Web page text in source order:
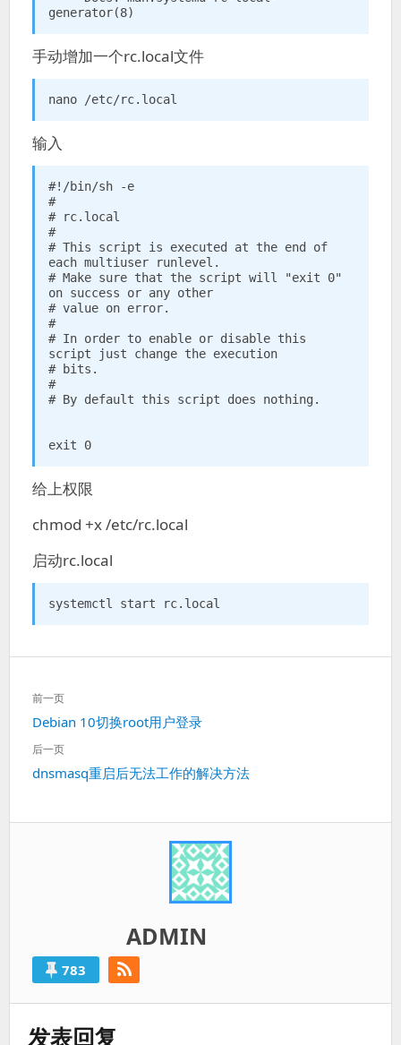
generator(8)
手动增加一个rc.local文件
nano /etc/rc.local
输入
#!/bin/sh -e
#
# rc.local
#
# This script is executed at the end of
each multiuser runlevel.
# Make sure that the script will "exit 0"
on success or any other
# value on error.
#
# In order to enable or disable this
script just change the execution
# bits.
#
# By default this script does nothing.
exit 0
给上权限
chmod +x /etc/rc.local
启动rc.local
systemctl start rc.local
文
章
导
航
前一页
上
一
Debian 10切换root用户登录
后一页
下
dnsmasq重启后无法工作的解决方法
ADMIN
783
发表回复